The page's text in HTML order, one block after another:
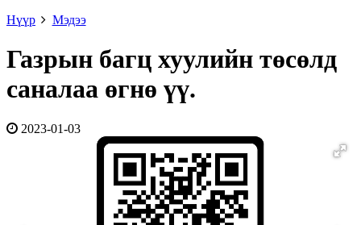
Нүүр
Мэдээ
Газрын багц хуулийн төсөлд
саналаа өгнө үү.
2023-01-03